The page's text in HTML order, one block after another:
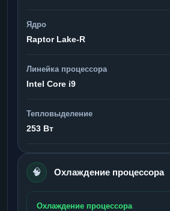
Ядро
Raptor Lake-R
Линейка процессора
Intel Core i9
Тепловыделение
253 Вт
🧠 Охлаждение процессора
Охлаждение процессора